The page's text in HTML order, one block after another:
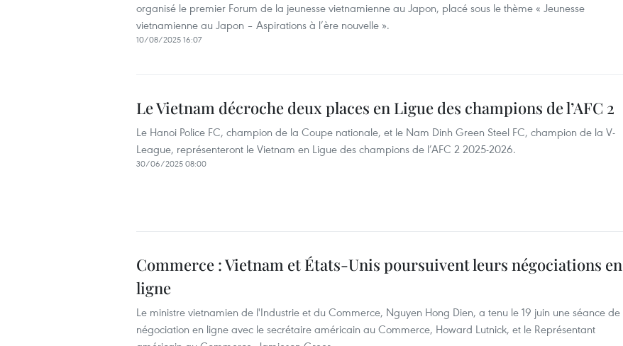
organisé le premier Forum de la jeunesse vietnamienne au Japon, placé sous le thème « Jeunesse
vietnamienne au Japon – Aspirations à l’ère nouvelle ».
10/08/2025 16:07
Le Vietnam décroche deux places en Ligue des champions de l’AFC 2
Le Hanoi Police FC, champion de la Coupe nationale, et le Nam Dinh Green Steel FC, champion de la V-
League, représenteront le Vietnam en Ligue des champions de l’AFC 2 2025-2026.
30/06/2025 08:00
Commerce : Vietnam et États-Unis poursuivent leurs négociations en
ligne
Le ministre vietnamien de l'Industrie et du Commerce, Nguyen Hong Dien, a tenu le 19 juin une séance de
négociation en ligne avec le secrétaire américain au Commerce, Howard Lutnick, et le Représentant